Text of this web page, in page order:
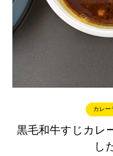
カレー
黒毛和牛すじカレ
し